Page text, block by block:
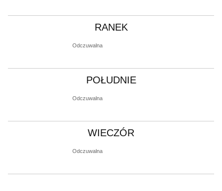
RANEK
Odczuwalna
POŁUDNIE
Odczuwalna
WIECZÓR
Odczuwalna